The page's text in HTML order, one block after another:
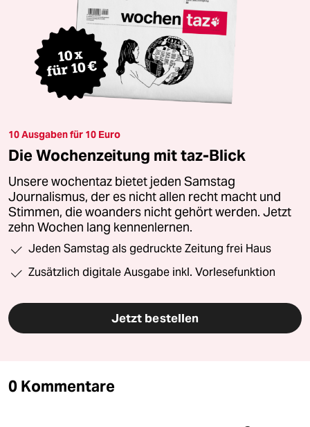
10 Ausgaben für 10 Euro
Die Wochenzeitung mit taz-Blick
Unsere wochentaz bietet jeden Samstag
Journalismus, der es nicht allen recht macht und
Stimmen, die woanders nicht gehört werden. Jetzt
zehn Wochen lang kennenlernen.
Jeden Samstag als gedruckte Zeitung frei Haus
Zusätzlich digitale Ausgabe inkl. Vorlesefunktion
Jetzt bestellen
0 Kommentare